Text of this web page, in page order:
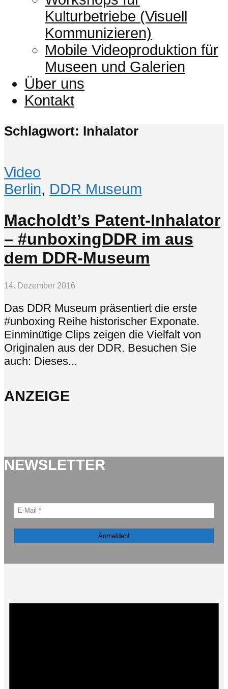
Kulturbetriebe (Visuell
Kommunizieren)
Mobile Videoproduktion für
Museen und Galerien
Über uns
Kontakt
Schlagwort: Inhalator
Video
Berlin, DDR Museum
Macholdt’s Patent-Inhalator
– #unboxingDDR im aus
dem DDR-Museum
14. Dezember 2016
Das DDR Museum präsentiert die erste
#unboxing Reihe historischer Exponate.
Einminütige Clips zeigen die Vielfalt von
Originalen aus der DDR. Besuchen Sie
auch: Dieses...
ANZEIGE
NEWSLETTER